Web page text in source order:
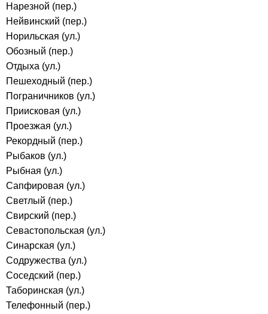
Нарезной (пер.)
Нейвинский (пер.)
Норильская (ул.)
Обозный (пер.)
Отдыха (ул.)
Пешеходный (пер.)
Пограничников (ул.)
Приисковая (ул.)
Проезжая (ул.)
Рекордный (пер.)
Рыбаков (ул.)
Рыбная (ул.)
Сапфировая (ул.)
Светлый (пер.)
Свирский (пер.)
Севастопольская (ул.)
Синарская (ул.)
Содружества (ул.)
Соседский (пер.)
Таборинская (ул.)
Телефонный (пер.)